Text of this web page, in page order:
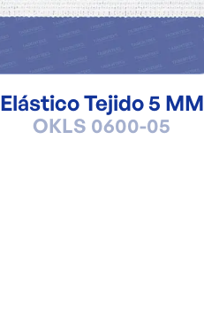
Elástico Tejido 5 MM
OKLS 0600-05